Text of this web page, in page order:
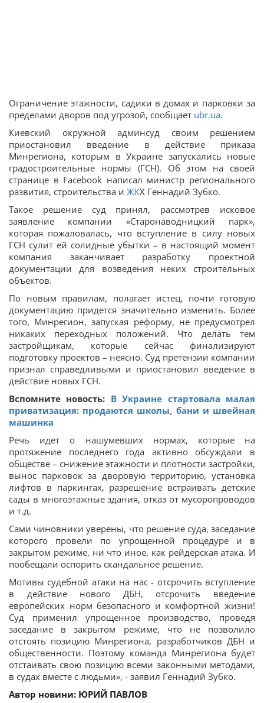
Ограничение этажности, садики в домах и парковки за
пределами дворов под угрозой, сообщает ubr.ua.
Киевский окружной админсуд своим решением
приостановил введение в действие приказа
Минрегиона, которым в Украине запускались новые
градостроительные нормы (ГСН). Об этом на своей
странице в Facebook написал министр регионального
развития, строительства и ЖКХ Геннадий Зубко.
Такое решение суд принял, рассмотрев исковое
заявление компании «Старонаводницкий парк»,
которая пожаловалась, что вступление в силу новых
ГСН сулит ей солидные убытки – в настоящий момент
компания заканчивает разработку проектной
документации для возведения неких строительных
объектов.
По новым правилам, полагает истец, почти готовую
документацию придется значительно изменить. Более
того, Минрегион, запуская реформу, не предусмотрел
никаких переходных положений. Что делать тем
застройщикам, которые сейчас финализируют
подготовку проектов – неясно. Суд претензии компании
признал справедливыми и приостановил введение в
действие новых ГСН.
Вспомните новость: В Украине стартовала малая
приватизация: продаются школы, бани и швейная
машинка
Речь идет о нашумевших нормах, которые на
протяжение последнего года активно обсуждали в
обществе – снижение этажности и плотности застройки,
вынос парковок за дворовую территорию, установка
лифтов в паркингах, разрешение встраивать детские
сады в многоэтажные здания, отказ от мусоропроводов
и т.д.
Сами чиновники уверены, что решение суда, заседание
которого провели по упрощенной процедуре и в
закрытом режиме, ни что иное, как рейдерская атака. И
пообещали оспорить скандальное решение.
Мотивы судебной атаки на нас - отсрочить вступление
в действие нового ДБН, отсрочить введение
европейских норм безопасного и комфортной жизни!
Суд применил упрощенное производство, проведя
заседание в закрытом режиме, что не позволило
отстоять позицию Минрегиона, разработчиков ДБН и
общественности. Поэтому команда Минрегиона будет
отстаивать свою позицию всеми законными методами,
в судах вместе с людьми», - заявил Геннадий Зубко.
Автор новини: ЮРИЙ ПАВЛОВ